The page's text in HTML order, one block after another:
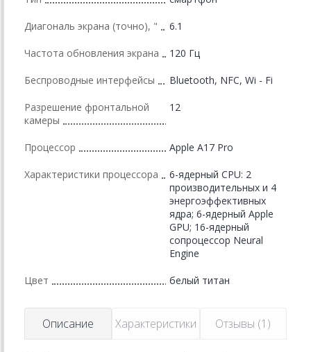
Диагональ экрана (точно), " 6.1
Частота обновления экрана 120 Гц
Беспроводные интерфейсы Bluetooth, NFC, Wi - Fi
Разрешение фронтальной
камеры
12
Процессор Apple A17 Pro
Характеристики процессора
6-ядерный CPU: 2
производительных и 4
энергоэффективных
ядра; 6-ядерный Apple
GPU; 16-ядерный
сопроцессор Neural
Engine
Цвет белый титан
Описание Характеристики Отзывы (1)